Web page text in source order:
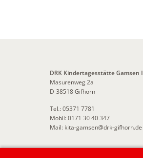
DRK Kindertagesstätte Gamsen I
Masurenweg 2a
D-38518 Gifhorn
Tel.: 05371 7781
Mobil: 0171 30 40 347
Mail: kita-gamsen@drk-gifhorn.de